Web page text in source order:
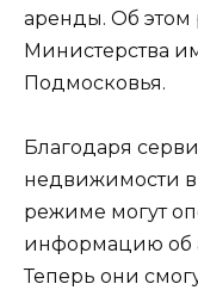
аренды. Об этом
Министерства
Подмосковья.
Благодаря
недвижимости
режиме могут
информацию об
Теперь они